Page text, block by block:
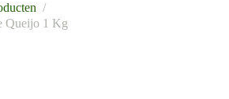
/
Queijo 1 Kg